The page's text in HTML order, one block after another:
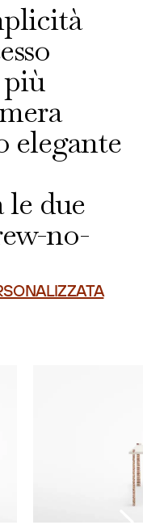
elegante
le due
no-